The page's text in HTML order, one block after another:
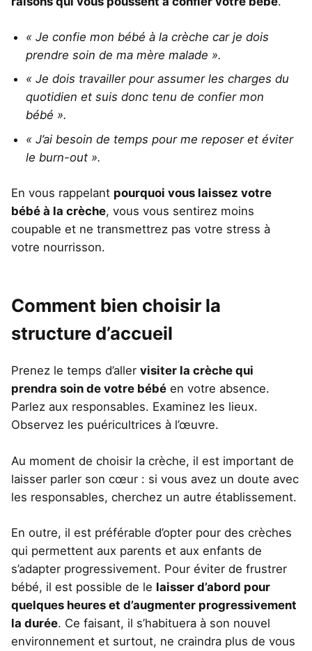
« Je confie mon bébé à la crèche car je dois
prendre soin de ma mère malade ».
« Je dois travailler pour assumer les charges du
quotidien et suis donc tenu de confier mon
bébé ».
« J’ai besoin de temps pour me reposer et éviter
le burn-out ».
En vous rappelant pourquoi vous laissez votre
bébé à la crèche, vous vous sentirez moins
coupable et ne transmettrez pas votre stress à
votre nourrisson.
Comment bien choisir la
structure d’accueil
Prenez le temps d’aller visiter la crèche qui
prendra soin de votre bébé en votre absence.
Parlez aux responsables. Examinez les lieux.
Observez les puéricultrices à l’œuvre.
Au moment de choisir la crèche, il est important de
laisser parler son cœur : si vous avez un doute avec
les responsables, cherchez un autre établissement.
En outre, il est préférable d’opter pour des crèches
qui permettent aux parents et aux enfants de
s’adapter progressivement. Pour éviter de frustrer
bébé, il est possible de le laisser d’abord pour
quelques heures et d’augmenter progressivement
la durée. Ce faisant, il s’habituera à son nouvel
environnement et surtout, ne craindra plus de vous